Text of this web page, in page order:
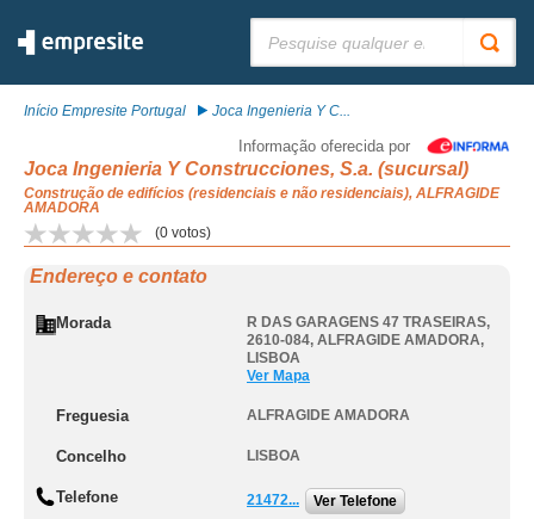
Início Empresite Portugal Joca Ingenieria Y C...
Informação oferecida por
Joca Ingenieria Y Construcciones, S.a. (sucursal)
Construção de edifícios (residenciais e não residenciais), ALFRAGIDE
AMADORA
(0 votos)
Endereço e contato
Morada
R DAS GARAGENS 47 TRASEIRAS,
2610-084, ALFRAGIDE AMADORA,
LISBOA
Ver Mapa
Freguesia ALFRAGIDE AMADORA
Concelho LISBOA
Telefone 21472... Ver Telefone